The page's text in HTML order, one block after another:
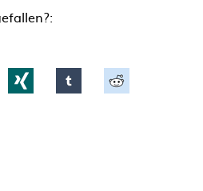
tumblr